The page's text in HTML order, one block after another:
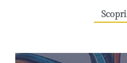
Scopri